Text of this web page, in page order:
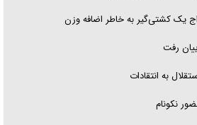
یک کشتی‌گیر به خاطر اضافه وزن
رفت
به انتقادات
نکونام